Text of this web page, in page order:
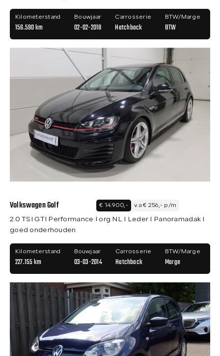
Kilometerstand
156.590 km
Bouwjaar
02-02-2018
Carrosserie
Hatchback
BTW/Marge
BTW
Volkswagen Golf € 14.900,- v.a € 256,- p/m
2.0 TSI GTI Performance I org NL I Leder I Panoramadak I
goed onderhouden
Kilometerstand
227.155 km
Bouwjaar
03-03-2014
Carrosserie
Hatchback
BTW/Marge
Marge